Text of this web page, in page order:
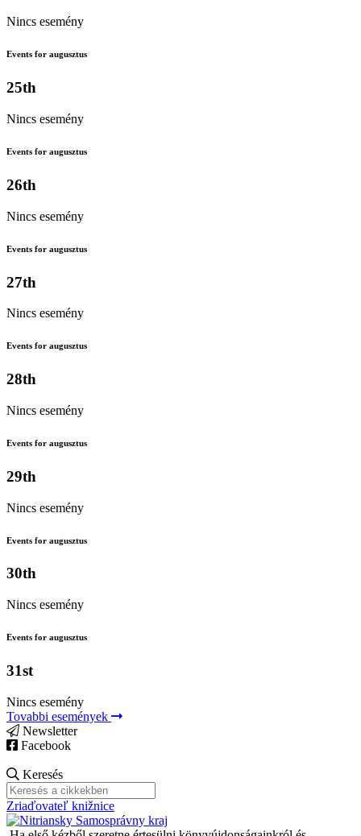
Nincs esemény
Events for augusztus
25th
Nincs esemény
Events for augusztus
26th
Nincs esemény
Events for augusztus
27th
Nincs esemény
Events for augusztus
28th
Nincs esemény
Events for augusztus
29th
Nincs esemény
Events for augusztus
30th
Nincs esemény
Events for augusztus
31st
Nincs esemény
Tovabbi események
Newsletter
Facebook
Keresés
Zriaďovateľ knižnice